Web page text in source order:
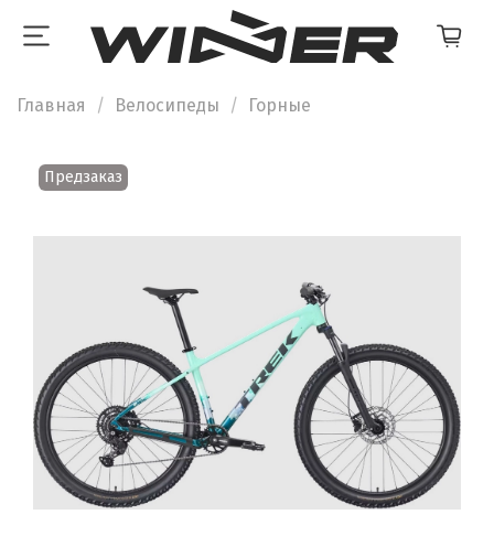
Главная Велосипеды Горные
Предзаказ